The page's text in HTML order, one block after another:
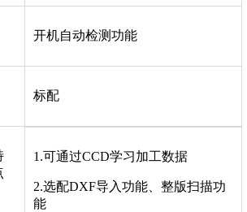
开机自动检测功能
标配
1.可通过CCD学习加工数据
2.选配DXF导入功能、整版扫描功
能